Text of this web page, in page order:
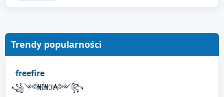
Trendy popularności
freefire
꧁༺₦Ї₦ℑ₳༻꧂